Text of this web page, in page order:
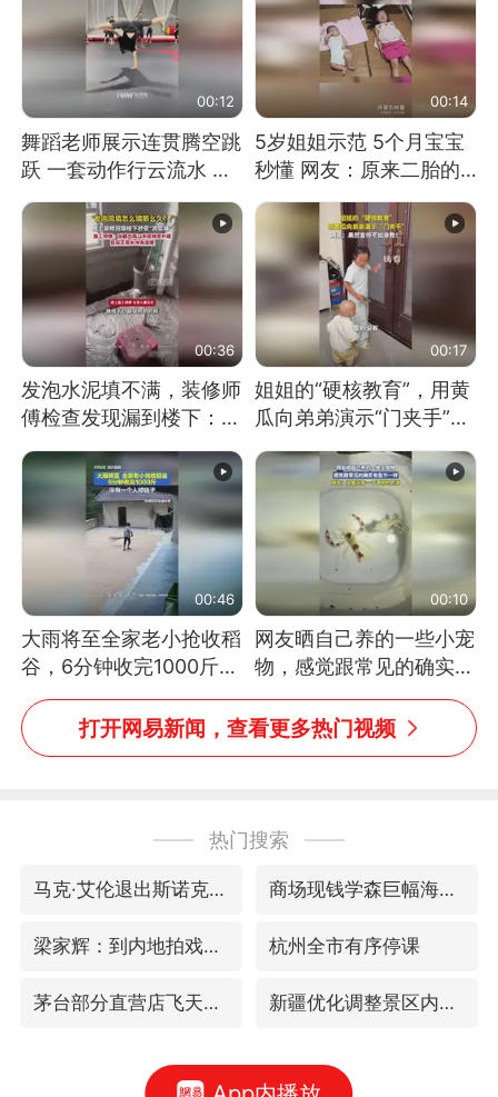
00:12
舞蹈老师展示连贯腾空跳
跃 一套动作行云流水 节
奏感拉满 网友：怎么做
到又舞又武的？
00:14
5岁姐姐示范 5个月宝宝
秒懂 网友：原来二胎的
快乐长这样
00:36
发泡水泥填不满，装修师
傅检查发现漏到楼下：出
风口未延伸到外墙
00:17
姐姐的“硬核教育”，用黄
瓜向弟弟演示“门夹手”，
网友：果然言传不如身
教！
00:46
大雨将至全家老小抢收稻
谷，6分钟收完1000斤，
没有一个人掉链子
00:10
网友晒自己养的一些小宠
物，感觉跟常见的确实有
些不一样
打开网易新闻，查看更多热门视频
热门搜索
马克·艾伦退出斯诺克中国公开赛 商场现钱学森巨幅海报 负责人回应
梁家辉：到内地拍戏不是北上是回归 杭州全市有序停课
茅台部分直营店飞天茅台提价 新疆优化调整景区内自驾服务费